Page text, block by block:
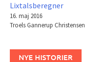
Lixtalsberegner
16. maj 2016
Troels Gannerup Christensen
NYE HISTORIER